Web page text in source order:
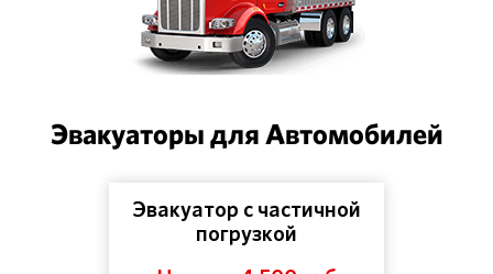
Эвакуаторы для Автомобилей
Эвакуатор с частичной
погрузкой